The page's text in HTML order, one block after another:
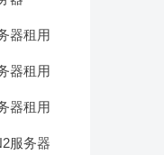
器租用
器租用
器租用
服务器